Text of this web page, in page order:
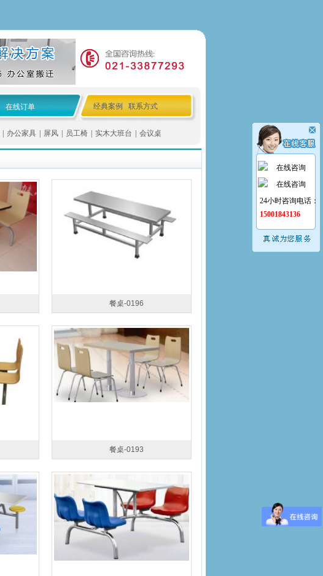
在线订单 经典案例 联系方式
办公家具 屏风 员工椅 实木大班台 会议桌
餐桌-0196
餐桌-0193
在线咨询
在线咨询
24小时咨询电话：
15001843136